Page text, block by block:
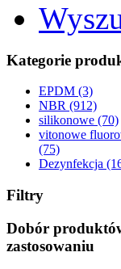
Kategorie
EPDM (3)
NBR (912)
silikonowe (70)
vitonowe
(75)
Dezynfekcja
Filtry
Dobór
zastosowaniu